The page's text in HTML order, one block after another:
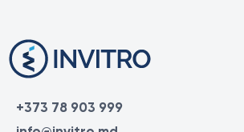
+373 78 903 999